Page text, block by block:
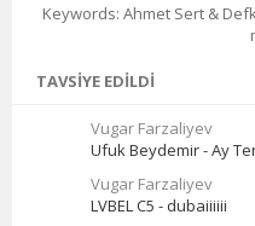
Keywords: Ahmet Sert &
TAVSIYE EDILDI
Vugar Farzaliyev
Ufuk Beydemir - Ay
Vugar Farzaliyev
LVBEL C5 - dubaiiiiii